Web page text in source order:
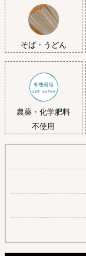
そば・うどん
農薬・化学肥料
不使用